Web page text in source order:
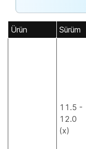
Ürün Sürüm
11.5 -
12.0
(x)